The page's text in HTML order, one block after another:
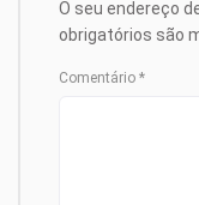
O seu endereço
obrigatórios são
Comentário *